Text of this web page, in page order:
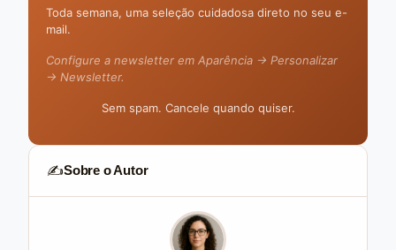
Toda semana, uma seleção cuidadosa direto no seu e-
mail.
Configure a newsletter em Aparência → Personalizar
→ Newsletter.
Sem spam. Cancele quando quiser.
✍️Sobre o Autor